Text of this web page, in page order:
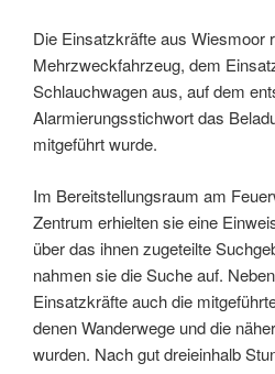
Die Einsatzkräfte aus Wiesmoor
Mehrzweckfahrzeug, dem
Schlauchwagen aus, auf dem
Alarmierungsstichwort das
mitgeführt wurde.
Im Bereitstellungsraum am
Zentrum erhielten sie eine
über das ihnen zugeteilte
nahmen sie die Suche auf.
Einsatzkräfte auch die
denen Wanderwege und die
wurden. Nach gut dreieinhalb